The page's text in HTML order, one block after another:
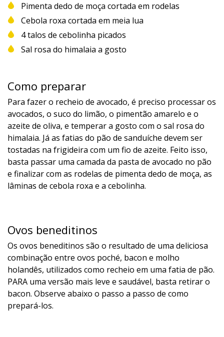
Pimenta dedo de moça cortada em rodelas
Cebola roxa cortada em meia lua
4 talos de cebolinha picados
Sal rosa do himalaia a gosto
Como preparar
Para fazer o recheio de avocado, é preciso processar os
avocados, o suco do limão, o pimentão amarelo e o
azeite de oliva, e temperar a gosto com o sal rosa do
himalaia. Já as fatias do pão de sanduíche devem ser
tostadas na frigideira com um fio de azeite. Feito isso,
basta passar uma camada da pasta de avocado no pão
e finalizar com as rodelas de pimenta dedo de moça, as
lâminas de cebola roxa e a cebolinha.
Ovos beneditinos
Os ovos beneditinos são o resultado de uma deliciosa
combinação entre ovos poché, bacon e molho
holandês, utilizados como recheio em uma fatia de pão.
PARA uma versão mais leve e saudável, basta retirar o
bacon. Observe abaixo o passo a passo de como
prepará-los.